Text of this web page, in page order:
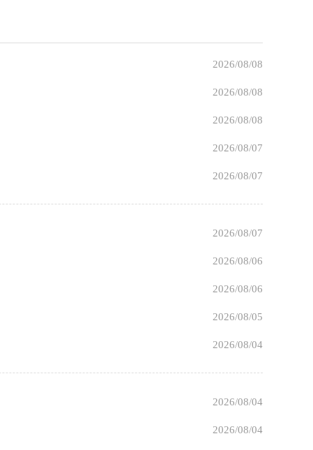
2026/08/08
2026/08/08
2026/08/08
2026/08/07
2026/08/07
2026/08/07
2026/08/06
2026/08/06
2026/08/05
2026/08/04
2026/08/04
2026/08/04